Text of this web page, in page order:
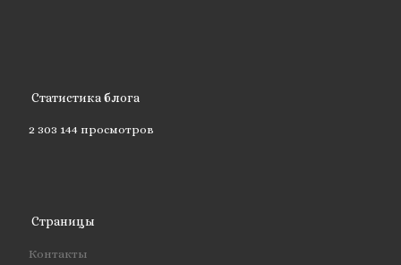
Статистика блога
2 303 144 просмотров
Страницы
Контакты